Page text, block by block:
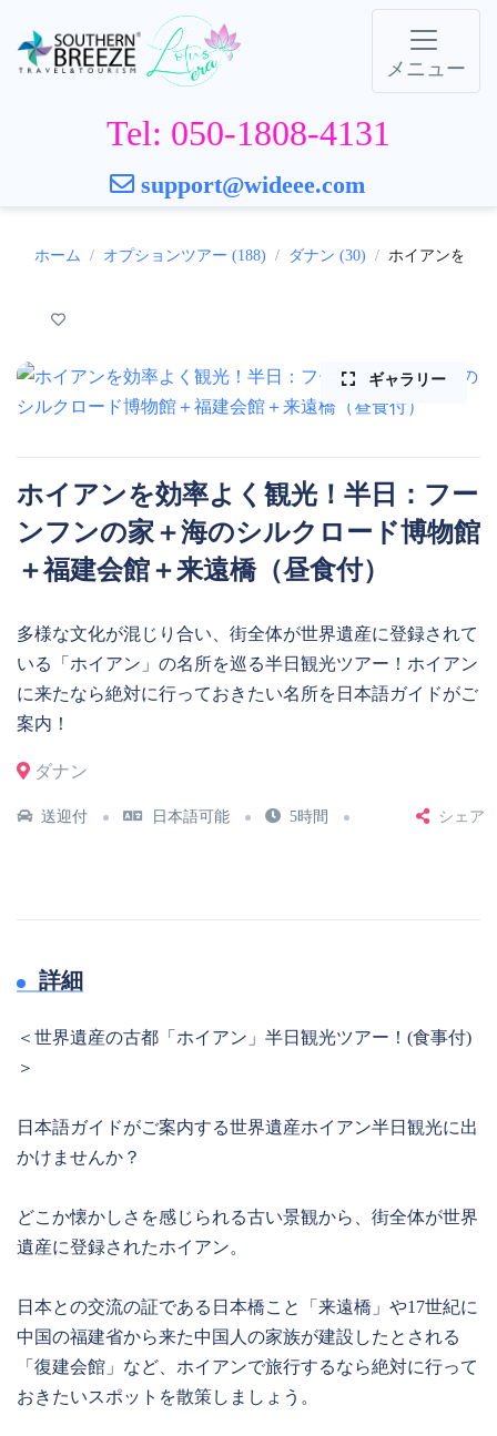
メニュー
Tel: 050-1808-4131
support@wideee.com
ホーム オプションツアー (188) ダナン (30) ホイアンを効
ギャラリー
ホイアンを効率よく観光！半日：フー
ンフンの家＋海のシルクロード博物館
＋福建会館＋来遠橋（昼食付）
多様な文化が混じり合い、街全体が世界遺産に登録されて
いる「ホイアン」の名所を巡る半日観光ツアー！ホイアン
に来たなら絶対に行っておきたい名所を日本語ガイドがご
案内！
ダナン
送迎付 日本語可能 5時間 シェア
詳細
＜世界遺産の古都「ホイアン」半日観光ツアー！(食事付)
＞
日本語ガイドがご案内する世界遺産ホイアン半日観光に出
かけませんか？
どこか懐かしさを感じられる古い景観から、街全体が世界
遺産に登録されたホイアン。
日本との交流の証である日本橋こと「来遠橋」や17世紀に
中国の福建省から来た中国人の家族が建設したとされる
「復建会館」など、ホイアンで旅行するなら絶対に行って
おきたいスポットを散策しましょう。